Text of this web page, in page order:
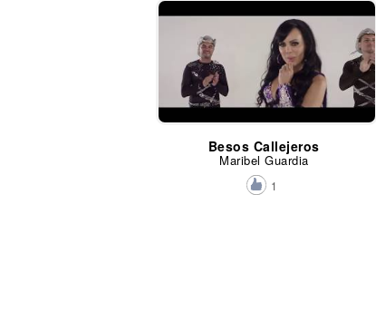
Besos Callejeros
Maribel Guardia
1